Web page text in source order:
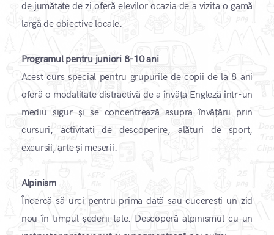
de jumătate de zi oferă elevilor ocazia de a vizita o gamă
largă de obiective locale.
Programul pentru juniori 8-10 ani
Acest curs special pentru grupurile de copii de la 8 ani
oferă o modalitate distractivă de a învăța Engleză într-un
mediu sigur și se concentrează asupra învățării prin
cursuri, activitati de descoperire, alături de sport,
excursii, arte și meserii.
Alpinism
Încercă să urci pentru prima dată sau cuceresti un zid
nou în timpul șederii tale. Descoperă alpinismul cu un